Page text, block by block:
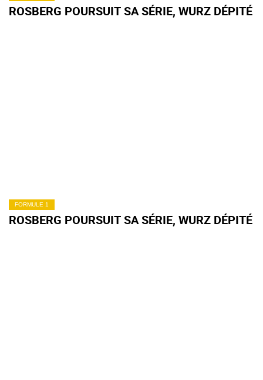
ROSBERG POURSUIT SA SÉRIE, WURZ DÉPITÉ
FORMULE 1
ROSBERG POURSUIT SA SÉRIE, WURZ DÉPITÉ